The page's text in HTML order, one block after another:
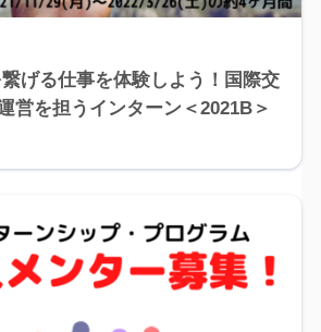
繋げる仕事を体験しよう！国際交
営を担うインターン＜2021B＞